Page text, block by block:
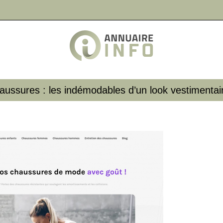
: les indémodables d’un look